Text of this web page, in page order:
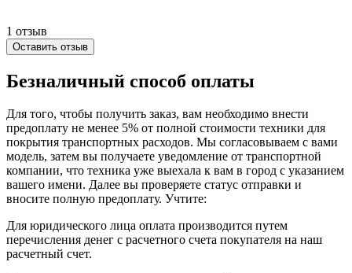
1 отзыв
Оставить отзыв
Безналичный способ оплаты
Для того, чтобы получить заказ, вам необходимо внести
предоплату не менее 5% от полной стоимости техники для
покрытия транспортных расходов. Мы согласовываем с вами
модель, затем вы получаете уведомление от транспортной
компании, что техника уже выехала к вам в город с указанием
вашего имени. Далее вы проверяете статус отправки и
вносите полную предоплату. Учтите:
Для юридического лица оплата производится путем
перечисления денег с расчетного счета покупателя на наш
расчетный счет.